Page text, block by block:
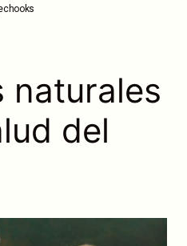
naturales
del